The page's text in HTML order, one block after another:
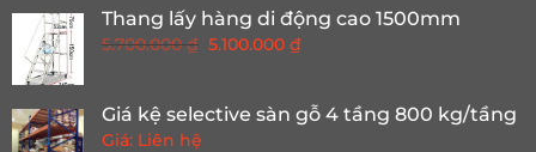
Thang lấy hàng di động cao 1500mm
5.700.000 ₫ Giá
5.700.000 ₫.
5.100.000₫Giá
là:
Giá kệ selective sàn gỗ 4 tầng 800 kg/tầng
Giá: Liên hệ